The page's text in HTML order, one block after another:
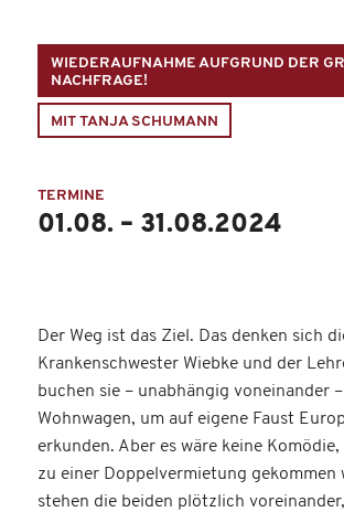
WIEDERAUFNAHME AUFGRUND DER
ACHFRAGE!
MIT TANJA SCHUMANN
TERMINE
01.08. – 31.08.2024
Der Weg ist das Ziel. Das denken sich
Krankenschwester Wiebke und der
buchen sie – unabhängig voneinander
Wohnwagen, um auf eigene Faust
erkunden. Aber es wäre keine
zu einer Doppelvermietung gekommen
stehen die beiden plötzlich